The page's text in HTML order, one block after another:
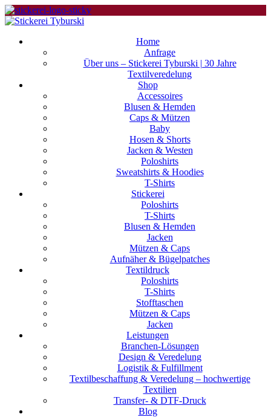
Home
Anfrage
Über uns – Stickerei Tyburski | 30 Jahre
Textilveredelung
Shop
Accessoires
Blusen & Hemden
Caps & Mützen
Baby
Hosen & Shorts
Jacken & Westen
Poloshirts
Sweatshirts & Hoodies
T-Shirts
Stickerei
Poloshirts
T-Shirts
Blusen & Hemden
Jacken
Mützen & Caps
Aufnäher & Bügelpatches
Textildruck
Poloshirts
T-Shirts
Stofftaschen
Mützen & Caps
Jacken
Leistungen
Branchen-Lösungen
Design & Veredelung
Logistik & Fulfillment
Textilbeschaffung & Veredelung – hochwertige
Textilien
Transfer- & DTF-Druck
Blog